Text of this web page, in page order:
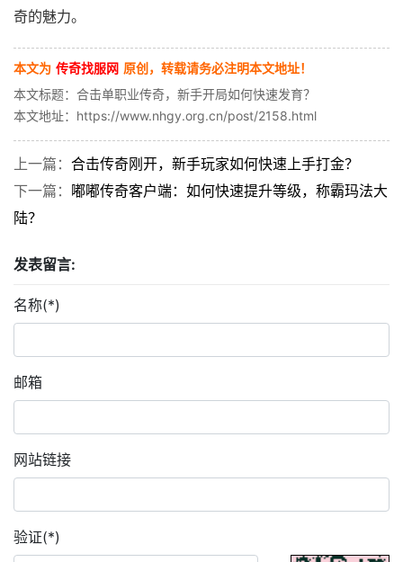
奇的魅力。
本文为 传奇找服网 原创，转载请务必注明本文地址！
本文标题：合击单职业传奇，新手开局如何快速发育？
本文地址：https://www.nhgy.org.cn/post/2158.html
上一篇： 合击传奇刚开，新手玩家如何快速上手打金？
下一篇： 嘟嘟传奇客户端：如何快速提升等级，称霸玛法大
陆？
发表留言:
名称(*)
邮箱
网站链接
验证(*)